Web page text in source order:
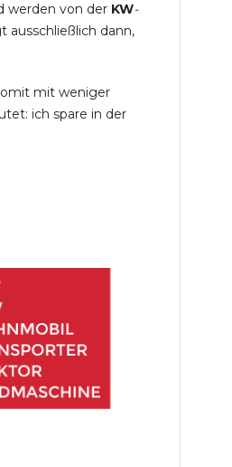
werden von der KW-
dann,
mit weniger
ich spare in der